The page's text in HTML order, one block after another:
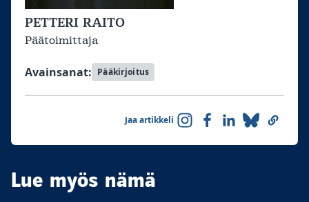
PETTERI RAITO
Päätoimittaja
Avainsanat: Pääkirjoitus
Jaa artikkeli
Lue myös nämä